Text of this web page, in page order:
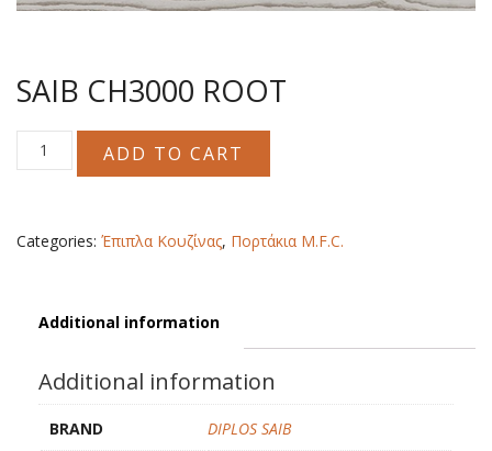
SAIB CH3000 ROOT
SAIB
CH3000
ADD TO CART
Categories: Έπιπλα Κουζίνας, Πορτάκια M.F.C.
Additional information
Additional information
BRAND DIPLOS SAIB